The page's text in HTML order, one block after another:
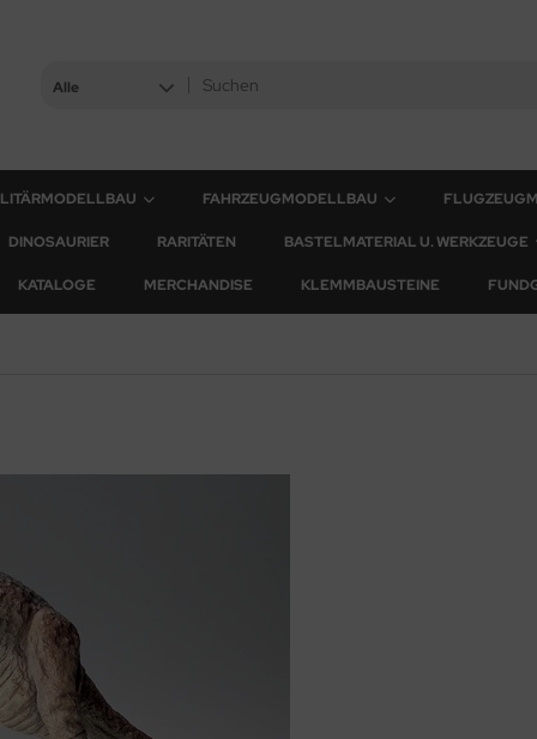
Alle
FAHRZEUGMODELLBAU
DINOSAURIER RARITÄTEN BASTELMATERIAL U. WERKZEUGE
KATALOGE MERCHANDISE KLEMMBAUSTEINE